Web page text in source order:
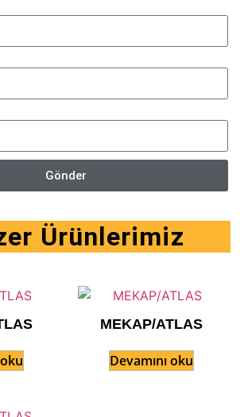
Gönder
Ürünlerimiz
MEKAP/ATLAS
Devamını oku